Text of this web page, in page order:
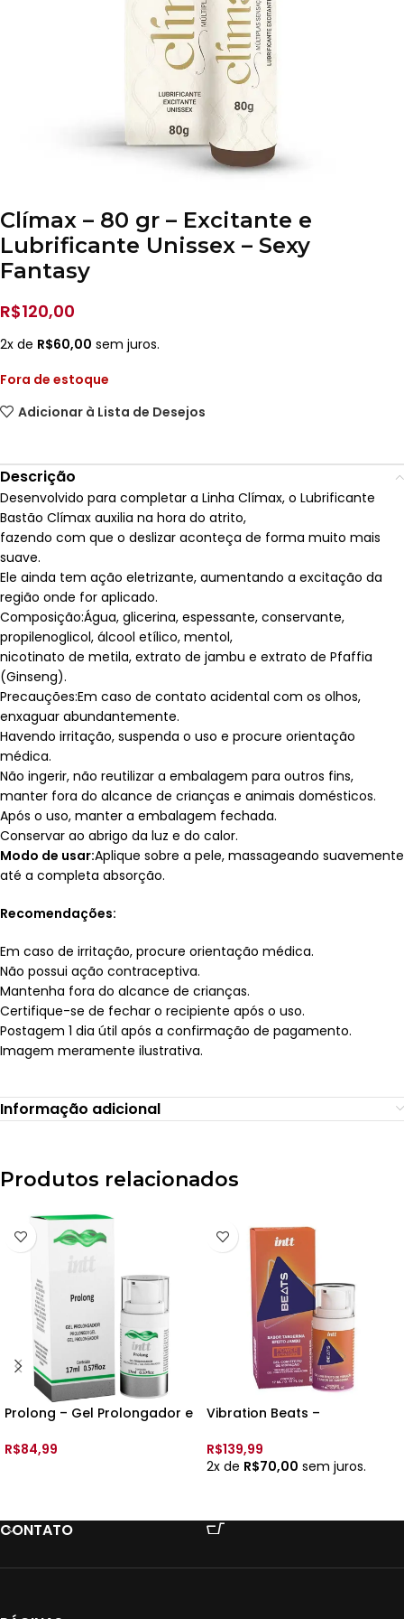
Clímax – 80 gr – Excitante e
Lubrificante Unissex – Sexy
Fantasy
R$120,00
2x de R$60,00 sem juros.
Fora de estoque
Adicionar à Lista de Desejos
Descrição
Desenvolvido para completar a Linha Clímax, o Lubrificante
Bastão Clímax auxilia na hora do atrito,
fazendo com que o deslizar aconteça de forma muito mais
suave.
Ele ainda tem ação eletrizante, aumentando a excitação da
região onde for aplicado.
Composição:Água, glicerina, espessante, conservante,
propilenoglicol, álcool etílico, mentol,
nicotinato de metila, extrato de jambu e extrato de Pfaffia
(Ginseng).
Precauções:Em caso de contato acidental com os olhos,
enxaguar abundantemente.
Havendo irritação, suspenda o uso e procure orientação
médica.
Não ingerir, não reutilizar a embalagem para outros fins,
manter fora do alcance de crianças e animais domésticos.
Após o uso, manter a embalagem fechada.
Conservar ao abrigo da luz e do calor.
Modo de usar:Aplique sobre a pele, massageando suavemente
até a completa absorção.
Recomendações:
Em caso de irritação, procure orientação médica.
Não possui ação contraceptiva.
Mantenha fora do alcance de crianças.
Certifique-se de fechar o recipiente após o uso.
Postagem 1 dia útil após a confirmação de pagamento.
Imagem meramente ilustrativa.
Informação adicional
Produtos relacionados
Prolong – Gel Prolongador e
R$84,99
Vibration Beats –
17ml – Intt – Sabor:
Tangerina
R$139,99
2x de R$70,00 sem juros.
CONTATO